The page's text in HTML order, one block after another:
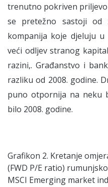
trenutno pokriven
se pretežno sastoji od
kompanija koje djeluju
veći odljev stranog
razini,. Građanstvo i
razliku od 2008. godine.
puno otpornija na neku
bilo 2008. godine.
Grafikon 2. Kretanje
(FWD P/E ratio)
MSCI Emerging market